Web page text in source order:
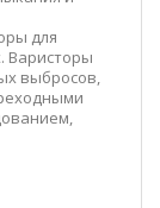
для
Варисторы
выбросов,